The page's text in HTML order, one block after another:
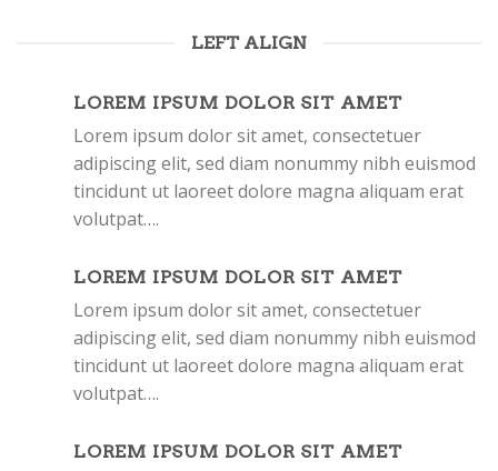
LEFT ALIGN
LOREM IPSUM DOLOR SIT AMET
Lorem ipsum dolor sit amet, consectetuer
adipiscing elit, sed diam nonummy nibh euismod
tincidunt ut laoreet dolore magna aliquam erat
volutpat….
LOREM IPSUM DOLOR SIT AMET
Lorem ipsum dolor sit amet, consectetuer
adipiscing elit, sed diam nonummy nibh euismod
tincidunt ut laoreet dolore magna aliquam erat
volutpat….
LOREM IPSUM DOLOR SIT AMET